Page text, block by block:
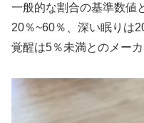
一般的な割合の基準数値
20％~60％、深い眠りは
覚醒は5％未満とのメー